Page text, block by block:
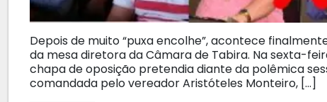
Depois de muito “puxa encolhe”, acontece
da mesa diretora da Câmara de Tabira. Na sexta-
chapa de oposição pretendia diante da polêmica
comandada pelo vereador Aristóteles Monteiro, […]